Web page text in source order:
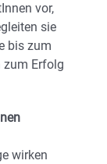
vor,
sie
bis zum
Erfolg
wirken